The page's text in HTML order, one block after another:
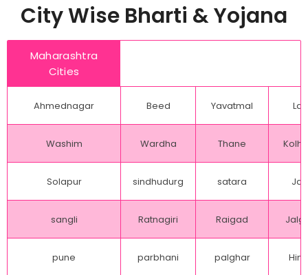
City Wise Bharti & Yojana
Maharashtra
Cities
Ahmednagar Beed Yavatmal
Washim Wardha Thane
Solapur sindhudurg satara
sangli Ratnagiri Raigad
pune parbhani palghar